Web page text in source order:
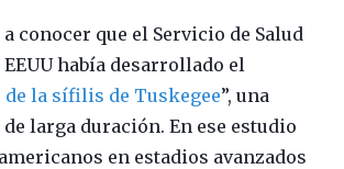
a conocer que el Servicio de Salud
había desarrollado el
la sífilis de Tuskegee”, una
larga duración. En ese estudio
en estadios avanzados